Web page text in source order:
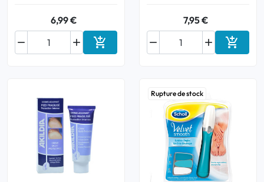
6,99 €

 Ajouter au panier
7,95 €

 
Rupture de stock